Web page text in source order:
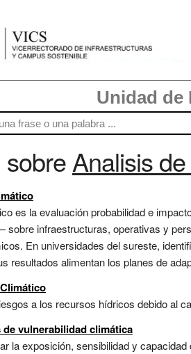
Unidad de
Analisis
es la evaluación probabilidad e
infraestructuras, operativas y
En universidades del sureste,
resultados alimentan los planes de
a los recursos hídricos debido al
vulnerabilidad climática
la exposición, sensibilidad y